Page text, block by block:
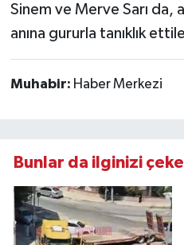
Sinem ve Merve Sarı da,
anına gururla tanıklık
Muhabir: Haber Merkezi
Bunlar da ilginizi
Uğurludağ